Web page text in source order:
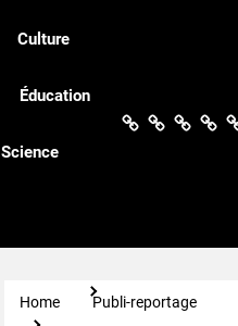
Culture
Éducation
Science
Actualités
Politique
Home
Publi-reportage